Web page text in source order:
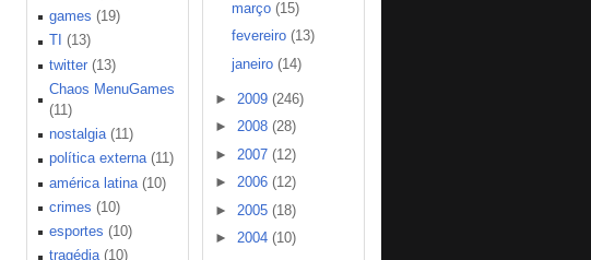
games (19)
TI (13)
twitter (13)
Chaos MenuGames
(11)
nostalgia (11)
política externa (11)
américa latina (10)
crimes (10)
esportes (10)
tragédia (10)
março (15)
fevereiro (13)
janeiro (14)
► 2009(246)
►2008(28)
► 2007(12)
►2006(12)
► 2005(18)
►2004(10)